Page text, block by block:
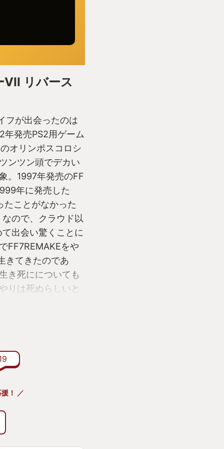
リバース
フが出会ったのは
発売PS2用ゲーム
オリンポスコロシ
ンツン頭でデカい
。1997年発売のFF
年に発売した
たことがなかった
ので、クラウド以
出会い驚くことに
FF7REMAKEをや
きてきたのであ
き死にについても
りは死ぬらしいと
。
もアクティブタ
す節もあり、新鮮
になってプレイし
ない。聞いたこと
を何重にも深く掘
イの私でも理解で
！ ／